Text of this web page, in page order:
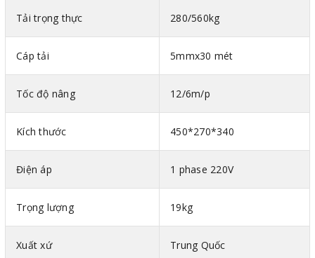
2. Quy tắc an toàn khi sử dụng tời điện PA800-30M
Về cách lắp đặt tời điện PA800-30M
Trường hợp muốn thêm cáp, bạn phải tuân thủ đúng quy
Tải trọng thực 280/560kg
Cáp tải 5mmx30 mét
Tốc độ nâng 12/6m/p
Kích thước 450*270*340
Điện áp 1 phase 220V
Trọng lượng 19kg
Xuất xứ Trung Quốc